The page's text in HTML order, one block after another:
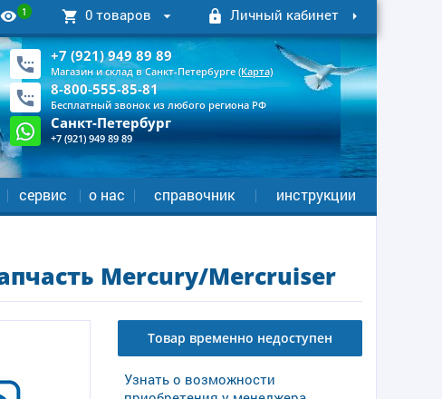
1 0 товаров Личный кабинет
+7 (921) 949 89 89
Магазин и склад в Санкт-Петербурге (Карта)
8-800-555-85-81
Бесплатный звонок из любого региона РФ
Санкт-Петербург
+7 (921) 949 89 89
сервис о нас справочник инструкции
Mercury/Mercruiser
Товар временно недоступен
Узнать о возможности